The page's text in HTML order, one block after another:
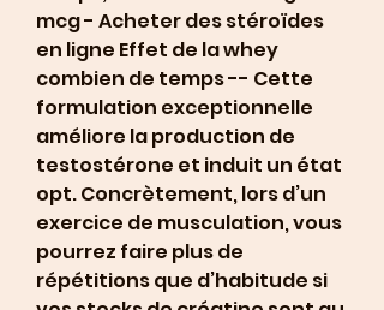
mcg - Acheter des stéroïdes
en ligne Effet de la whey
combien de temps -- Cette
formulation exceptionnelle
améliore la production de
testostérone et induit un état
opt. Concrètement, lors d’un
exercice de musculation, vous
pourrez faire plus de
répétitions que d’habitude si